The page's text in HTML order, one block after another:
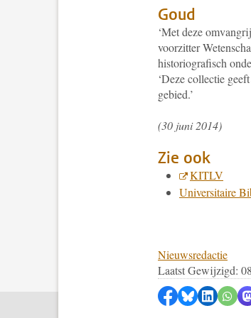
Goud
‘Met deze
voorzitter
historiografisch
‘Deze collectie
gebied.’
(30 juni 2014)
Zie ook
KITLV
Universitaire
Nieuwsredactie
Laatst Gewijzigd:
Delen op
Delen via
Delen